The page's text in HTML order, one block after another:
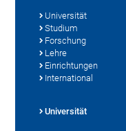
Universität
Studium
Forschung
Lehre
Einrichtungen
International
Universität